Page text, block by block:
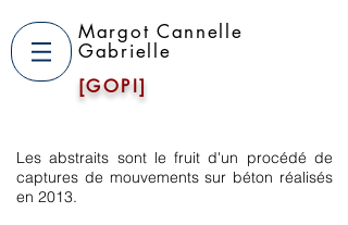
Margot Cannelle
Gabrielle
[GOPI]
Les abstraits sont le fruit d'un procédé de
captures de mouvements sur béton réalisés
en 2013.